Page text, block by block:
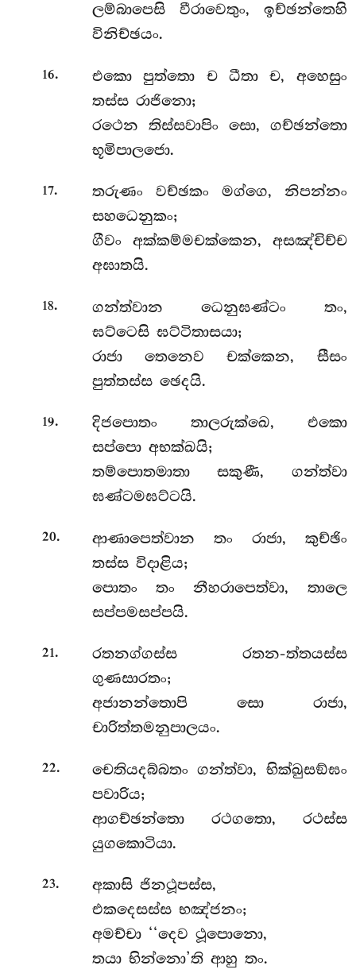
ලම්බාපෙසි වීරාවෙතුං, ඉච්ඡන්තෙහි
විනිච්ඡයං.
16.
එකො පුත්තො ච ධීතා ච, අහෙසුං
තස්ස රාජිනො;
රථෙන තිස්සවාපිං සො, ගච්ඡන්තො
භූමිපාලජො.
17.
තරුණං වච්ඡකං මග්ගෙ, නිපන්නං
සහධෙනුකං;
ගීවං අක්කම්මචක්කෙන, අසඤ්චිච්ච
අඝාතයි.
18.
ගන්ත්වාන ධෙනුඝණ්ටං තං,
ඝට්ටෙසි ඝට්ටිතාසයා;
රාජා තෙනෙව චක්කෙන, සීසං
පුත්තස්ස ඡෙදයි.
19.
දිජපොතං තාලරුක්ඛෙ, එකො
සප්පො අභක්ඛයි;
තම්පොතමාතා සකුණී, ගන්ත්වා
ඝණ්ටමඝට්ටයි.
20.
ආණාපෙත්වාන තං රාජා, කුච්ඡිං
තස්ස විදාළිය;
පොතං තං නීහරාපෙත්වා, තාලෙ
සප්පමසප්පයි.
21. රතනග්ගස්ස රතන-ත්තයස්ස
ගුණසාරතං;
අජානන්තොපි සො රාජා,
චාරිත්තමනුපාලයං.
22.
චෙතියදබ්බතං ගන්ත්වා, භික්ඛුසඞ්ඝං
පවාරිය;
ආගච්ඡන්තො රථගතො, රථස්ස
යුගකොටියා.
23.
අකාසි ජිනථූපස්ස,
එකදෙසස්ස භඤ්ජනං;
අමච්චා ‘‘දෙව ථූපොනො,
තයා භින්නො’ති ආහු තං.